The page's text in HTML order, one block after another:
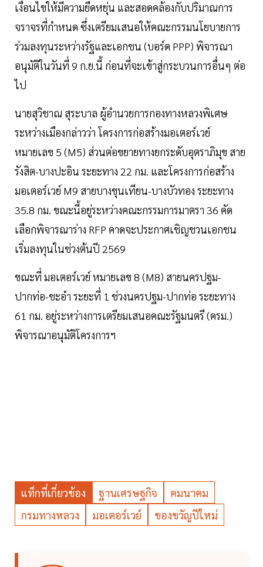
เงื่อนไขให้มีความยืดหยุ่น และสอดคล้องกับปริมาณการ
จราจรที่กำหนด ซึ่งเตรียมเสนอให้คณะกรรมนโยบายการ
ร่วมลงทุนระหว่างรัฐและเอกชน (บอร์ด PPP) พิจารณา
อนุมัติในวันที่ 9 ก.ย.นี้ ก่อนที่จะเข้าสู่กระบวนการอื่นๆ ต่อ
ไป
นายสุวิชาณ สุระบาล ผู้อำนวยการกองทางหลวงพิเศษ
ระหว่างเมืองกล่าวว่า โครงการก่อสร้างมอเตอร์เวย์
หมายเลข 5 (M5) ส่วนต่อขยายทางยกระดับอุตราภิมุข สาย
รังสิต-บางปะอิน ระยะทาง 22 กม. และโครงการก่อสร้าง
มอเตอร์เวย์ M9 สายบางขุนเทียน-บางบัวทอง ระยะทาง
35.8 กม. ขณะนี้อยู่ระหว่างคณะกรรมการมาตรา 36 คัด
เลือกพิจารณาร่าง RFP คาดจะประกาศเชิญชวนเอกชน
เริ่มลงทุนในช่วงต้นปี 2569
ขณะที่ มอเตอร์เวย์ หมายเลข 8 (M8) สายนครปฐม-
ปากท่อ-ชะอำ ระยะที่ 1 ช่วงนครปฐม-ปากท่อ ระยะทาง
61 กม. อยู่ระหว่างการเตรียมเสนอคณะรัฐมนตรี (ครม.)
พิจารณาอนุมัติโครงการฯ
แท็กที่เกี่ยวข้อง ฐานเศรษฐกิจ
คมนาคม
กรมทางหลวง
มอเตอร์เวย์ ของขวัญปีใหม่